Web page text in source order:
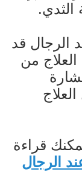
الثدي.
الرجال قد
من
قراءة
الرجال